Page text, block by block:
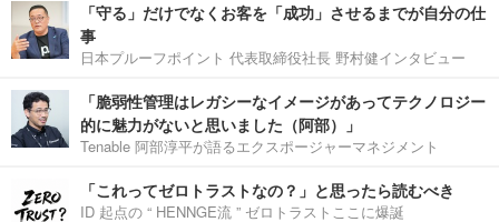
「守る」だけでなくお客を「成功」させるまでが自分の仕
事
日本プルーフポイント 代表取締役社長 野村健インタビュー
「脆弱性管理はレガシーなイメージがあってテクノロジー
的に魅力がないと思いました（阿部）」
Tenable 阿部淳平が語るエクスポージャーマネジメント
「これってゼロトラストなの？」と思ったら読むべき
ID 起点の “ HENNGE流 ” ゼロトラストここに爆誕